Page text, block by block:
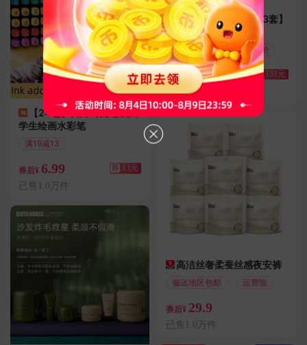
【24色】丙烯马克笔双头
学生绘画水彩笔
满19减13
券后¥ 6.99 券 13元
已售1.0万件
送收纳箱！【任选拍3套】
自由点卫生巾组合
历史新低 48天最低价
券后¥89 券 151元
已售9.0万件
高洁丝奢柔蚕丝感夜安裤
偏远地区包邮 运费险
券后¥ 29.9
已售1.0万件